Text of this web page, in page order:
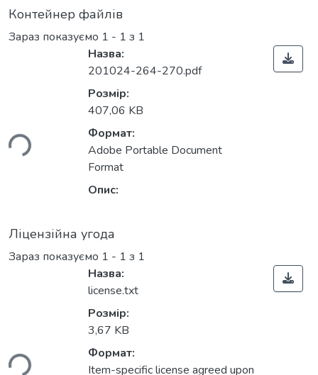
Контейнер файлів
Зараз показуємо 1 - 1 з 1
Назва:
201024-264-270.pdf
Розмір:
407,06 KB
Формат:
Adobe Portable Document
Format
Опис:
Ліцензійна угода
Зараз показуємо 1 - 1 з 1
Назва:
license.txt
Розмір:
3,67 KB
Формат:
Item-specific license agreed upon